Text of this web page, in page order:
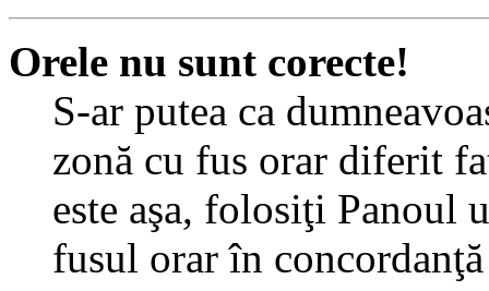
Orele nu sunt corecte!
S-ar putea ca
zonă cu fus orar diferit
este aşa, folosiţi
fusul orar în